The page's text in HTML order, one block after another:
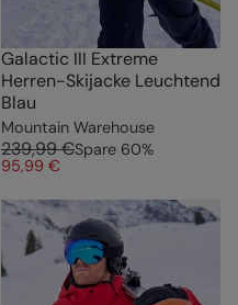
Galactic III Extreme
Herren-Skijacke Leuchtend
Blau
Mountain Warehouse
239,99 €Spare 60%
95,99 €